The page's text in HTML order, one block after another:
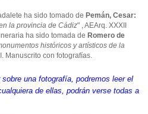
ha sido tomado de Pemán, Cesar:
la provincia de Cádiz" , AEArq. XXXII
ha sido tomada de Romero de
históricos y artísticos de la
Manuscrito con fotografías.
una fotografía, podremos leer el
de ellas, podrán verse todas a